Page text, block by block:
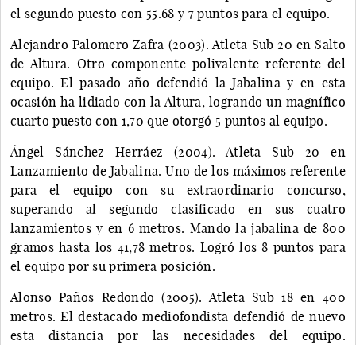
el segundo puesto con 55.68 y 7 puntos para el equipo.
Alejandro Palomero Zafra (2003). Atleta Sub 20 en Salto
de Altura. Otro componente polivalente referente del
equipo. El pasado año defendió la Jabalina y en esta
ocasión ha lidiado con la Altura, logrando un magnífico
cuarto puesto con 1,70 que otorgó 5 puntos al equipo.
Ángel Sánchez Herráez (2004). Atleta Sub 20 en
Lanzamiento de Jabalina. Uno de los máximos referente
para el equipo con su extraordinario concurso,
superando al segundo clasificado en sus cuatro
lanzamientos y en 6 metros. Mando la jabalina de 800
gramos hasta los 41,78 metros. Logró los 8 puntos para
el equipo por su primera posición.
Alonso Paños Redondo (2005). Atleta Sub 18 en 400
metros. El destacado mediofondista defendió de nuevo
esta distancia por las necesidades del equipo.